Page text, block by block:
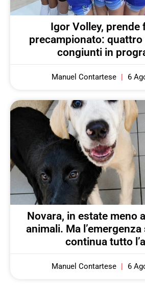
Igor Volley, prende
precampionato: quattro
congiunti in
Manuel Contartese 6
Novara, in estate meno
animali. Ma
continua tutto
Manuel Contartese 6